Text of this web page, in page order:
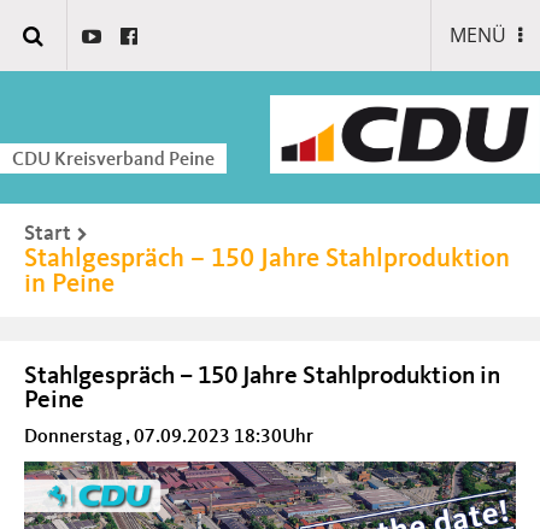
MENÜ
CDU Kreisverband Peine
Start
Stahlgespräch – 150 Jahre Stahlproduktion
in Peine
Stahlgespräch – 150 Jahre Stahlproduktion in
Peine
Donnerstag , 07.09.2023 18:30Uhr